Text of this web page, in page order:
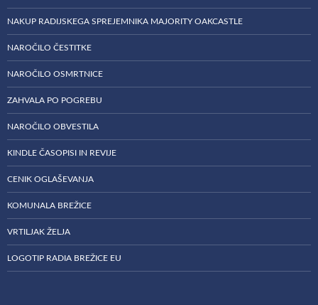
NAKUP RADIJSKEGA SPREJEMNIKA MAJORITY OAKCASTLE
NAROČILO ČESTITKE
NAROČILO OSMRTNICE
ZAHVALA PO POGREBU
NAROČILO OBVESTILA
KINDLE ČASOPISI IN REVIJE
CENIK OGLAŠEVANJA
KOMUNALA BREŽICE
VRTILJAK ŽELJA
LOGOTIP RADIA BREŽICE EU